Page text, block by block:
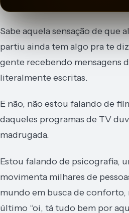
Sabe aquela sensação de que
partiu ainda tem algo pra te
gente recebendo mensagens
literalmente escritas.
E não, não estou falando de
daqueles programas de TV
madrugada.
Estou falando de psicografia,
movimenta milhares de
mundo em busca de conforto,
último “oi, tá tudo bem por